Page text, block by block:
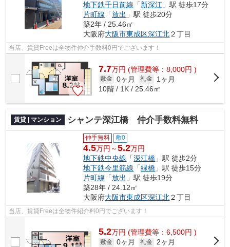
地下鉄千日前線 「新深江 」駅 徒歩17分
片町線 「放出 」駅 徒歩20分
築2年 / 25.46㎡
大阪府大阪市東成区深江北２丁目
当店、賃貸Freeは全物件仲介手数料0円でございます！
7.7万円 (管理費等：8,000円 )
敷金 0ヶ月 礼金
1ヶ月
10階 / 1K / 25.46㎡
賃貸 | マンション シャンテ深江橋 仲介手数料無料
仲手無料 敷0
4.5万円～5.2万円
地下鉄中央線 「深江橋 」駅 徒歩2分
地下鉄今里筋線 「緑橋 」駅 徒歩15分
片町線 「放出 」駅 徒歩19分
築28年 / 24.12㎡
大阪府大阪市東成区深江北２丁目
当店、賃貸Freeは全物件紹介料0円でございます！
5.2万円 (管理費等：6,500円 )
敷金 0ヶ月 礼金 2ヶ月